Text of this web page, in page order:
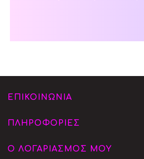
ΕΠΙΚΟΙΝΩΝΙΑ
ΠΛΗΡΟΦΟΡΙΕΣ
Ο ΛΟΓΑΡΙΑΣΜΟΣ ΜΟΥ